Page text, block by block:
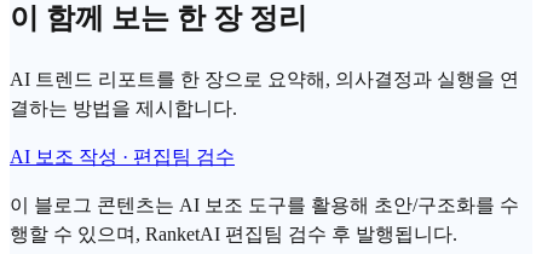
이 함께 보는 한 장 정리
AI 트렌드 리포트를 한 장으로 요약해, 의사결정과 실행을 연
결하는 방법을 제시합니다.
AI 보조 작성 · 편집팀 검수
이 블로그 콘텐츠는 AI 보조 도구를 활용해 초안/구조화를 수
행할 수 있으며, RanketAI 편집팀 검수 후 발행됩니다.